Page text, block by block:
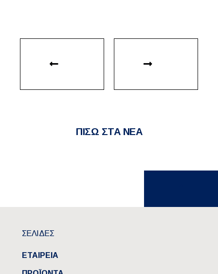
ΠΙΣΩ ΣΤΑ ΝΕΑ
ΣΕΛΙΔΕΣ
ΕΤΑΙΡΕΙΑ